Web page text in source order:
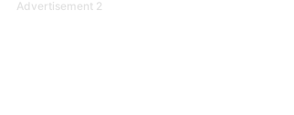
Advertisement 2